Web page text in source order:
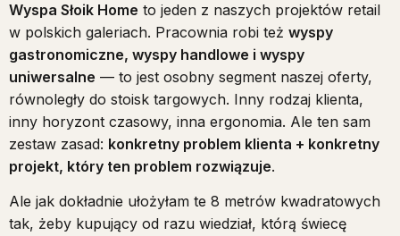
Wyspa Słoik Home to jeden z naszych projektów retail
w polskich galeriach. Pracownia robi też wyspy
gastronomiczne, wyspy handlowe i wyspy
uniwersalne — to jest osobny segment naszej oferty,
równoległy do stoisk targowych. Inny rodzaj klienta,
inny horyzont czasowy, inna ergonomia. Ale ten sam
zestaw zasad: konkretny problem klienta + konkretny
projekt, który ten problem rozwiązuje.
Ale jak dokładnie ułożyłam te 8 metrów kwadratowych
tak, żeby kupujący od razu wiedział, którą świecę